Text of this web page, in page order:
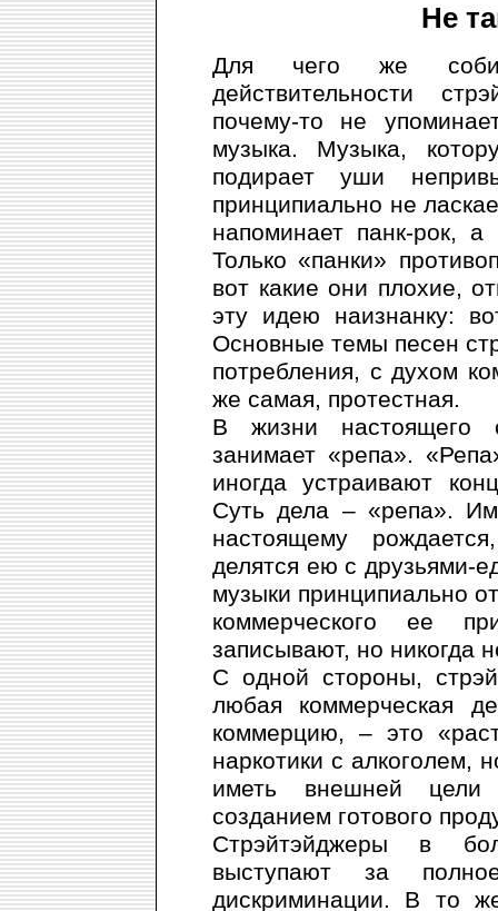
Не
Для чего же
действительности
почему-то не
музыка. Музыка,
подирает уши
принципиально не
напоминает панк-рок,
Только «панки»
вот какие они плохие,
эту идею наизнанку:
Основные темы песен
потребления, с духом
же самая, протестная.
В жизни настоящего
занимает «репа».
иногда устраивают
Суть дела – «репа».
настоящему
делятся ею с друзьями-
музыки принципиально
коммерческого ее
записывают, но никогда
С одной стороны,
любая коммерческая
коммерцию, – это
наркотики с алкоголем,
иметь внешней цели
созданием готового
Стрэйтэйджеры в
выступают за
дискриминации. В то